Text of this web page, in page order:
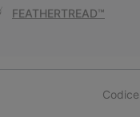
FEATHERTREAD™